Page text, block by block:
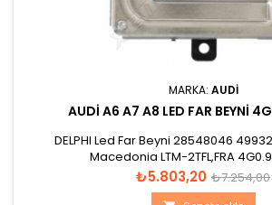
MARKA: AUDI
AUDI A6 A7 A8 LED FAR BEYNI
DELPHI Led Far Beyni 28548046
Macedonia LTM-2TFL,FRA
Fiyat
₺5.803,20 Normal
fiyat
₺7.254,00